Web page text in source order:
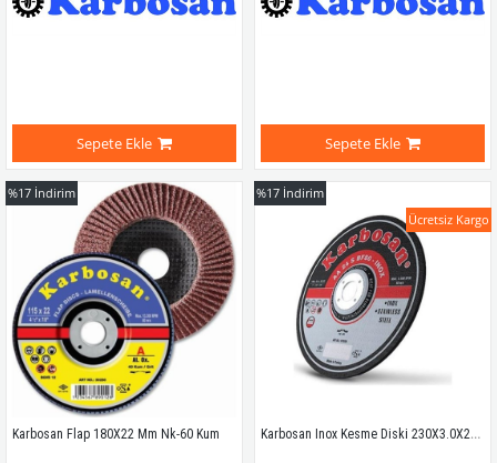
Sepete Ekle Sepete Ekle
Karbosan Flap 180X22 Mm Nk-60 Kum
%17 İndirim
Karbosan Inox Kesme Diski 230X3.0X22.23 (10'Lu)
%17 İndirim
Ücretsiz Kargo